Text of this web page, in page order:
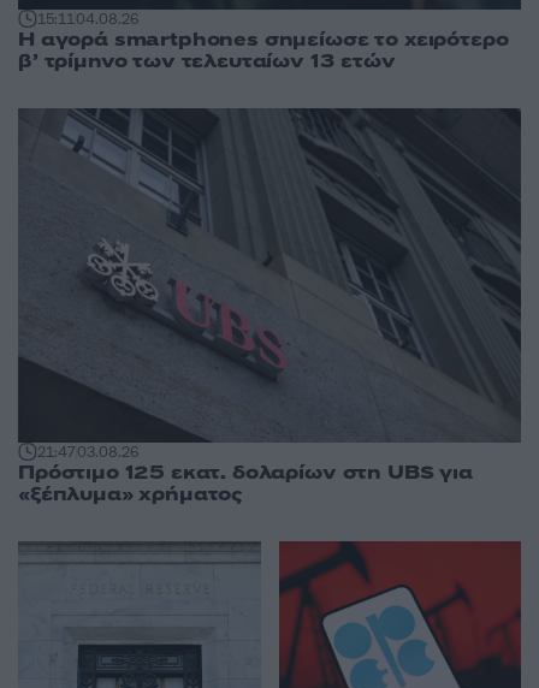
15:1104.08.26
Η αγορά smartphones σημείωσε το χειρότερο
β’ τρίμηνο των τελευταίων 13 ετών
21:4703.08.26
Πρόστιμο 125 εκατ. δολαρίων στη UBS για
«ξέπλυμα» χρήματος